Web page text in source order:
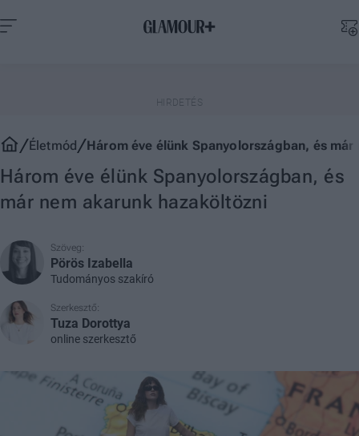
Életmód Három éve élünk Spanyolországban, és
Három éve élünk Spanyolországban, és
már nem akarunk hazaköltözni
Szöveg:
Pörös Izabella
Tudományos szakíró
Szerkesztő:
Tuza Dorottya
online szerkesztő